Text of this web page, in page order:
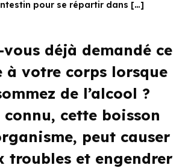
pour se répartir dans […]
vous déjà demandé ce
votre corps lorsque
de l’alcool ?
connu, cette boisson
peut causer
troubles et engendrer